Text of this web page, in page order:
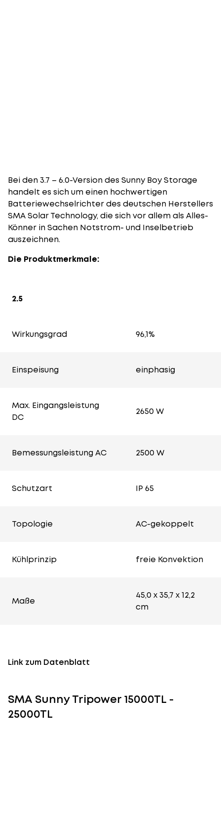
Bei den 3.7 – 6.0-Version des Sunny Boy Storage
handelt es sich um einen hochwertigen
Batteriewechselrichter des deutschen Herstellers
SMA Solar Technology, die sich vor allem als Alles-
Könner in Sachen Notstrom- und Inselbetrieb
auszeichnen.
Die Produktmerkmale:
2.5
Wirkungsgrad 96,1%
Einspeisung einphasig
Max. Eingangsleistung
DC
2650 W
Bemessungsleistung AC 2500 W
Schutzart IP 65
Topologie AC-gekoppelt
Kühlprinzip freie Konvektion
Maße
45,0 x 35,7 x 12,2
cm
Link zum Datenblatt
SMA Sunny Tripower 15000TL -
25000TL